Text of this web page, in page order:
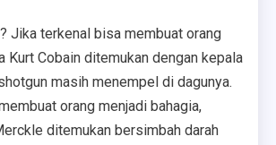
Jika terkenal bisa membuat orang
Kurt Cobain ditemukan dengan kepala
masih menempel di dagunya.
orang menjadi bahagia,
ditemukan bersimbah darah